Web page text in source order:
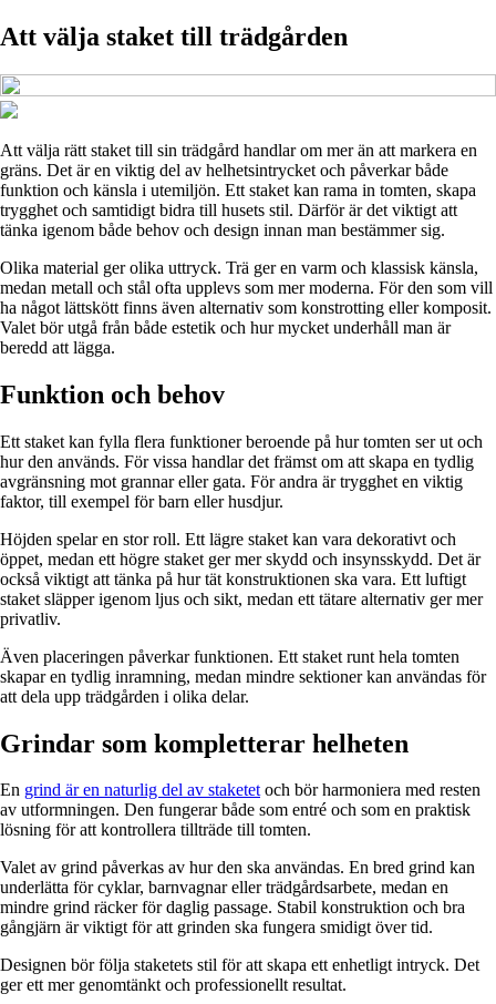
Att välja staket till trädgården
Att välja rätt staket till sin trädgård handlar om mer än att markera en
gräns. Det är en viktig del av helhetsintrycket och påverkar både
funktion och känsla i utemiljön. Ett staket kan rama in tomten, skapa
trygghet och samtidigt bidra till husets stil. Därför är det viktigt att
tänka igenom både behov och design innan man bestämmer sig.
Olika material ger olika uttryck. Trä ger en varm och klassisk känsla,
medan metall och stål ofta upplevs som mer moderna. För den som vill
ha något lättskött finns även alternativ som konstrotting eller komposit.
Valet bör utgå från både estetik och hur mycket underhåll man är
beredd att lägga.
Funktion och behov
Ett staket kan fylla flera funktioner beroende på hur tomten ser ut och
hur den används. För vissa handlar det främst om att skapa en tydlig
avgränsning mot grannar eller gata. För andra är trygghet en viktig
faktor, till exempel för barn eller husdjur.
Höjden spelar en stor roll. Ett lägre staket kan vara dekorativt och
öppet, medan ett högre staket ger mer skydd och insynsskydd. Det är
också viktigt att tänka på hur tät konstruktionen ska vara. Ett luftigt
staket släpper igenom ljus och sikt, medan ett tätare alternativ ger mer
privatliv.
Även placeringen påverkar funktionen. Ett staket runt hela tomten
skapar en tydlig inramning, medan mindre sektioner kan användas för
att dela upp trädgården i olika delar.
Grindar som kompletterar helheten
En grind är en naturlig del av staketetoch bör harmoniera med resten
av utformningen. Den fungerar både som entré och som en praktisk
lösning för att kontrollera tillträde till tomten.
Valet av grind påverkas av hur den ska användas. En bred grind kan
underlätta för cyklar, barnvagnar eller trädgårdsarbete, medan en
mindre grind räcker för daglig passage. Stabil konstruktion och bra
gångjärn är viktigt för att grinden ska fungera smidigt över tid.
Designen bör följa staketets stil för att skapa ett enhetligt intryck. Det
ger ett mer genomtänkt och professionellt resultat.